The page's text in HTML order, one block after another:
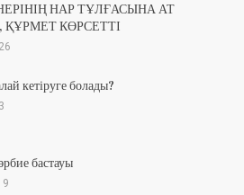
НАР ТҰЛҒАСЫНА АТ
ҚҰРМЕТ КӨРСЕТТІ
кетіруге болады?
бастауы